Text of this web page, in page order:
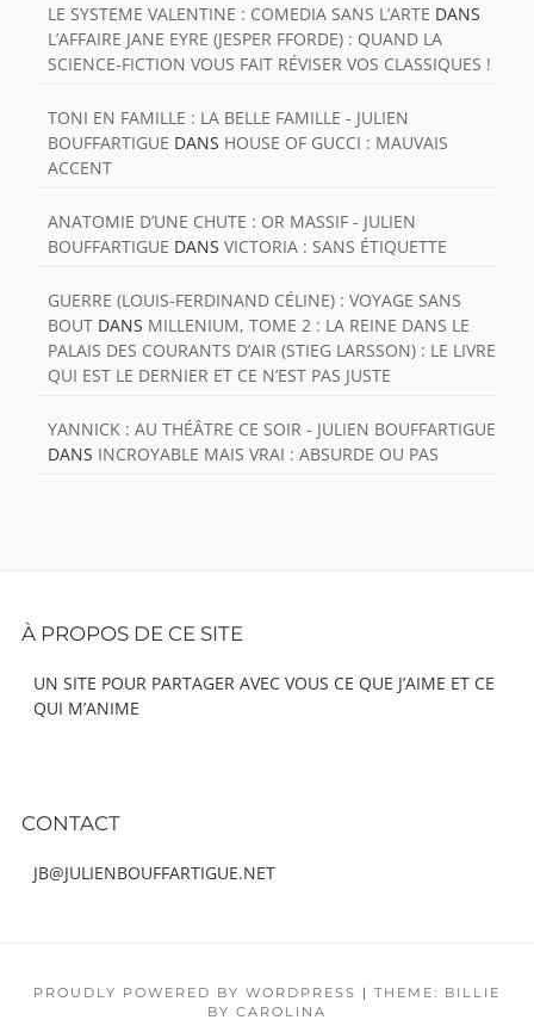
LE SYSTEME VALENTINE : COMEDIA SANS L’ARTE DANS
L’AFFAIRE JANE EYRE (JESPER FFORDE) : QUAND LA
SCIENCE-FICTION VOUS FAIT RÉVISER VOS CLASSIQUES !
TONI EN FAMILLE : LA BELLE FAMILLE - JULIEN
BOUFFARTIGUE DANS HOUSE OF GUCCI : MAUVAIS
ACCENT
ANATOMIE D’UNE CHUTE : OR MASSIF - JULIEN
BOUFFARTIGUE DANS VICTORIA : SANS ÉTIQUETTE
GUERRE (LOUIS-FERDINAND CÉLINE) : VOYAGE SANS
BOUT DANS MILLENIUM, TOME 2 : LA REINE DANS LE
PALAIS DES COURANTS D’AIR (STIEG LARSSON) : LE LIVRE
QUI EST LE DERNIER ET CE N’EST PAS JUSTE
YANNICK : AU THÉÂTRE CE SOIR - JULIEN BOUFFARTIGUE
DANS INCROYABLE MAIS VRAI : ABSURDE OU PAS
Content
À PROPOS DE CE SITE
UN SITE POUR PARTAGER AVEC VOUS CE QUE J’AIME ET CE
QUI M’ANIME
CONTACT
JB@JULIENBOUFFARTIGUE.NET
PROUDLY POWERED BY WORDPRESS | THEME: BILLIE
BY CAROLINA